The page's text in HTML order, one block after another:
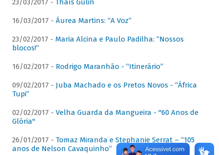
23/03/2017 - Thaís Gulin
16/03/2017 - Áurea Martins: “A Voz”
23/02/2017 - Maria Alcina e Paulo Padilha: “Nossos
blocos!”
16/02/2017 - Rodrigo Maranhão - “Itinerário”
09/02/2017 - Juba Machado e os Pretos Novos - “África
Tupi”
02/02/2017 - Velha Guarda da Mangueira - "60 Anos de
Glória"
26/01/2017 - Tomaz Miranda e Stephanie Serrat – “105
anos de Nelson Cavaquinho”